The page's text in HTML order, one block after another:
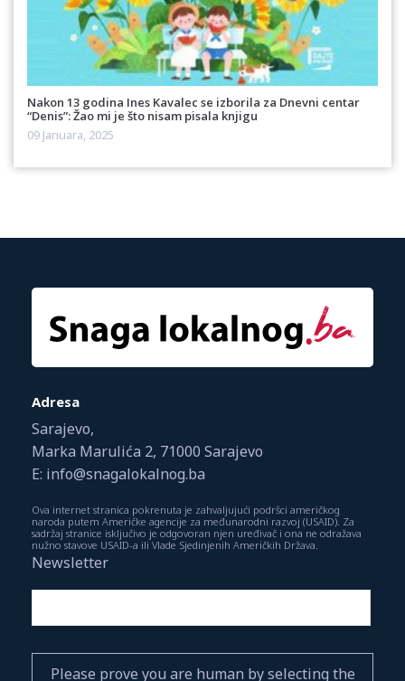
Nakon 13 godina Ines Kavalec se izborila za Dnevni centar
“Denis”: Žao mi je što nisam pisala knjigu
09 Januara, 2025
Adresa
Sarajevo,
Marka Marulića 2, 71000 Sarajevo
E: info@snagalokalnog.ba
Ova internet stranica pokrenuta je zahvaljujući podršci američkog
naroda putem Američke agencije za međunarodni razvoj (USAID). Za
sadržaj stranice isključivo je odgovoran njen uređivač i ona ne odražava
nužno stavove USAID-a ili Vlade Sjedinjenih Američkih Država.
Newsletter
Please prove you are human by selecting the